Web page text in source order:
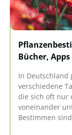
Bücher,
In Deutschland
verschiedene
die sich oft nur
voneinander
Bestimmen